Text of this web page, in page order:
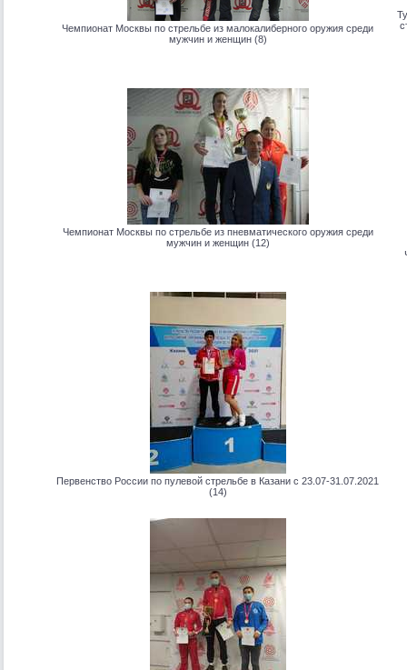
Чемпионат Москвы по стрельбе из малокалиберного оружия среди
мужчин и женщин (8)
Чемпионат Москвы по стрельбе из пневматического оружия среди
мужчин и женщин (12)
Первенство России по пулевой стрельбе в Казани с 23.07-31.07.2021
(14)